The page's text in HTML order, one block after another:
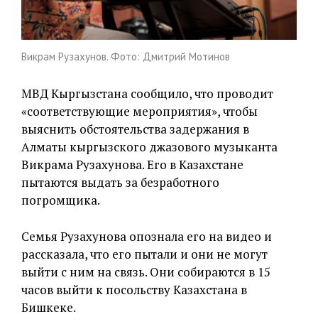
Викрам Рузахунов. Фото: Дмитрий Мотинов
МВД Кыргызстана сообщило, что проводит
«соответствующие мероприятия», чтобы
выяснить обстоятельства задержания в
Алматы кыргызского джазового музыканта
Викрама Рузахунова. Его в Казахстане
пытаются выдать за безработного
погромщика.
Семья Рузахунова опознала его на видео и
рассказала, что его пытали и они не могут
выйти с ним на связь. Они собираются в 15
часов выйти к посольству Казахстана в
Бишкеке.